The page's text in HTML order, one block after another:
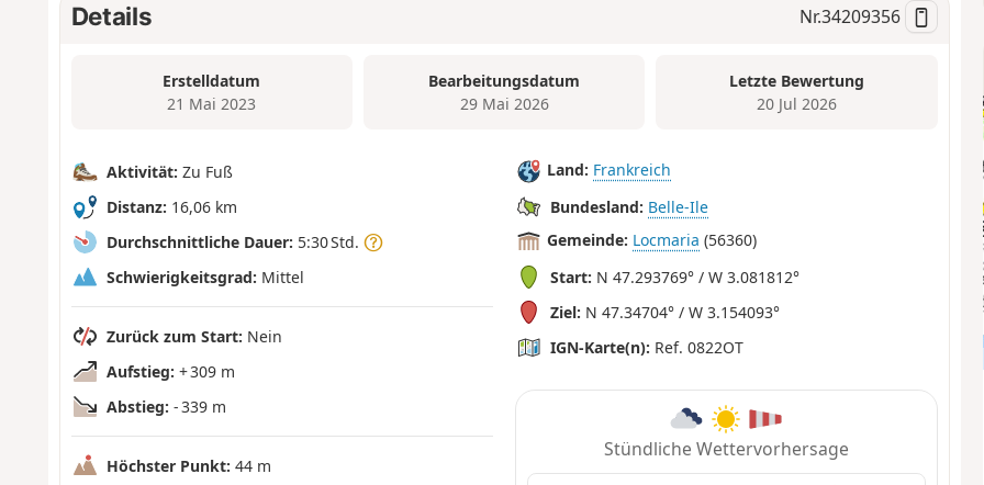
Details Nr.34209356
Erstelldatum
21 Mai 2023
Bearbeitungsdatum
29 Mai 2026
Letzte Bewertung
20 Jul 2026
Aktivität: Zu Fuß
Distanz: 16,06 km
Durchschnittliche Dauer: 5:30 Std.
Schwierigkeitsgrad: Mittel
Zurück zum Start: Nein
Aufstieg: + 309 m
Abstieg: - 339 m
Höchster Punkt: 44 m
Land: Frankreich
Bundesland: Belle-Ile
Gemeinde: Locmaria (56360)
Start: N 47.293769° / W 3.081812°
Ziel: N 47.34704° / W 3.154093°
IGN-Karte(n): Ref. 0822OT
Stündliche Wettervorhersage